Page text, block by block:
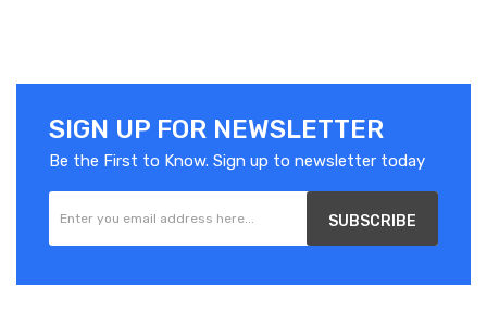
SIGN UP FOR NEWSLETTER
Be the First to Know. Sign up to newsletter today
SUBSCRIBE